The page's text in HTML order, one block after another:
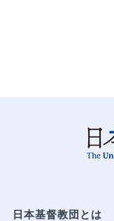
日本基督教団とは